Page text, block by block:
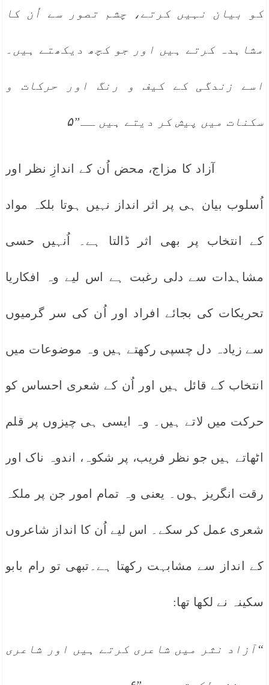
کو بیان نہیں کرتے، چشم تصور سے اُن کا
مشاہدہ کرتے ہیں اور جو کچھ دیکھتے ہیں۔
اسے زندگی کے کیف و رنگ اور حرکات و
سکنات میں پیش کر دیتے ہیں ــ”۵
آزاد کا مزاج، محض اُن کے اندازِ نظر اور
اُسلوب بیان ہی پر اثر انداز نہیں ہوتا بلکہ مواد
کے انتخاب پر بھی اثر ڈالتا ہے۔ اُنہیں حسی
مشاہدات سے دلی رغبت ہے اس لیے وہ افکاریا
تحریکات کی بجائے افراد اور اُن کی سر گرمیوں
سے زیادہ دل چسپی رکھتے ہیں وہ موضوعات میں
انتخاب کے قائل ہیں اور اُن کے شعری احساس کو
حرکت میں لاتے ہیں۔ وہ ایسی ہی چیزوں پر قلم
اٹھاتے ہیں جو نظر فریب، پر شکوہ، اندوہ ناک اور
رقت انگریز ہوں۔ یعنی وہ تمام امور جن پر ملکہ
شعری عمل کر سکے۔ اس لیے اُن کا انداز شاعروں
کے انداز سے مشابہت رکھتا ہے۔تبھی تو رام بابو
سکینہ نے لکھا تھا:
“آزاد نثر میں شاعری کرتے ہیں اور شاعری